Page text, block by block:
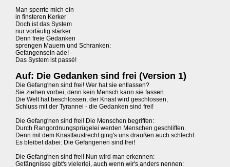
Man sperrte mich ein
in finsteren Kerker
Doch ist das System
nur vorläufig stärker
Denn freie Gedanken
sprengen Mauern und Schranken:
Gefangensein ade! -
Das System ist passé!
Auf: Die Gedanken sind frei (Version 1)
Die Gefang'nen sind frei! Wer hat sie entlassen?
Sie ziehen vorbei, denn kein Mensch kann sie fassen.
Die Welt hat beschlossen, der Knast wird geschlossen,
Schluss mit der Tyrannei - die Gedanken sind frei!
Die Gefang'nen sind frei! Die Menschen begriffen:
Durch Rangordnungsprügelei werden Menschen geschliffen.
Denn mit dem Knastfaustrecht ging's uns draußen auch schlecht.
Es bleibet dabei: Die Gefangenen sind frei!
Die Gefang'nen sind frei! Nun wird man erkennen:
Gefängnisse gibt's vielerlei, auch wenn wir's anders nennen: